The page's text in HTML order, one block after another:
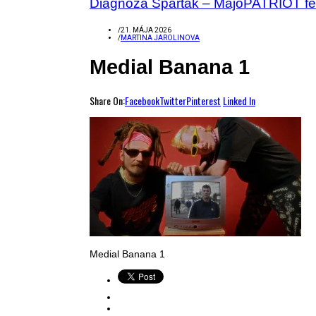
/21. MÁJA 2026
/MARTINA JAROLINOVA
Medial Banana 1
Share On:FacebookTwitterPinterest Linked In
Medial Banana 1